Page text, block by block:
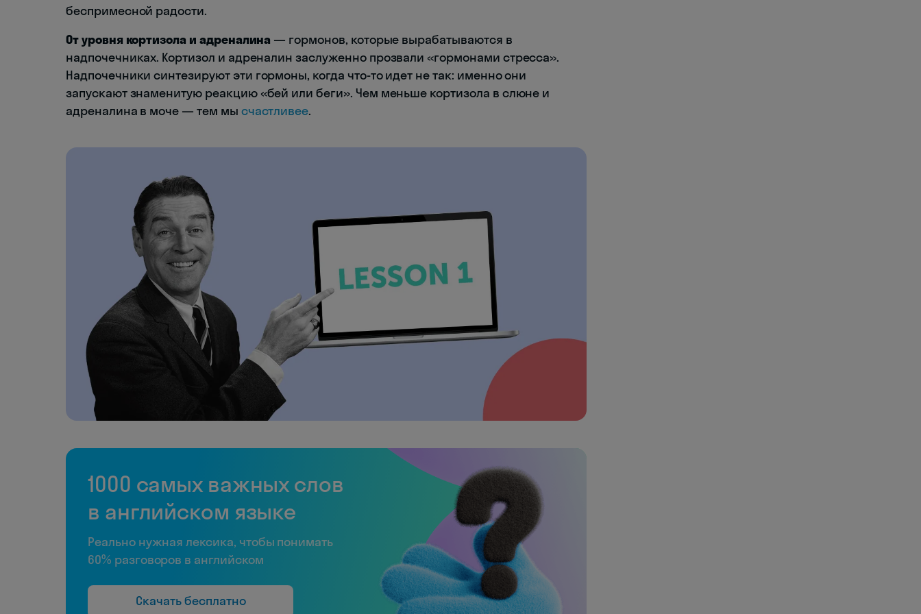
беспримесной радости.
От уровня кортизола и адреналина — гормонов, которые вырабатываются в
надпочечниках. Кортизол и адреналин заслуженно прозвали «гормонами стресса».
Надпочечники синтезируют эти гормоны, когда что-то идет не так: именно они
запускают знаменитую реакцию «бей или беги». Чем меньше кортизола в слюне и
адреналина в моче — тем мы счастливее.
1000 самых важных слов
в английском языке
Реально нужная лексика, чтобы понимать
60% разговоров в английском
Скачать бесплатно